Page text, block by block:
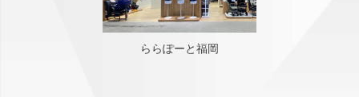
ららぽーと福岡